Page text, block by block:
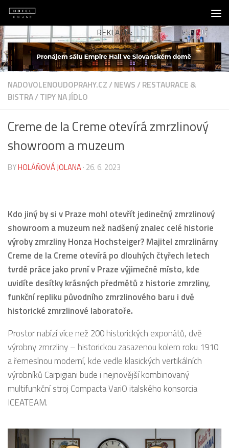
Skip to content
REKLAMA:
NADOVOLENOUDOPRAHY.CZ/NEWS/RESTAURACE &
BISTRA/TIPY NA JÍDLO
Creme de la Creme otevírá zmrzlinový
showroom a muzeum
BYHOLÁŇOVÁ JOLANA· 26. 6. 2023
Kdo jiný by si v Praze mohl otevřít jedinečný zmrzlinový
showroom a muzeum než nadšený znalec celé historie
výroby zmrzliny Honza Hochsteiger? Majitel zmrzlinárny
Creme de la Creme otevírá po dlouhých čtyřech letech
tvrdé práce jako první v Praze výjimečné místo, kde
uvidíte desítky krásných předmětů z historie zmrzliny,
funkční repliku původního zmrzlinového baru i dvě
historické zmrzlinové laboratoře.
Prostor nabízí více než 200 historických exponátů, dvě
výrobny zmrzliny – historickou zasazenou kolem roku 1910
a řemeslnou moderní, kde vedle klasických vertikálních
výrobníků Carpigiani bude i nejnovější kombinovaný
multifunkční stroj Compacta VariO italského konsorcia
ICEATEAM.